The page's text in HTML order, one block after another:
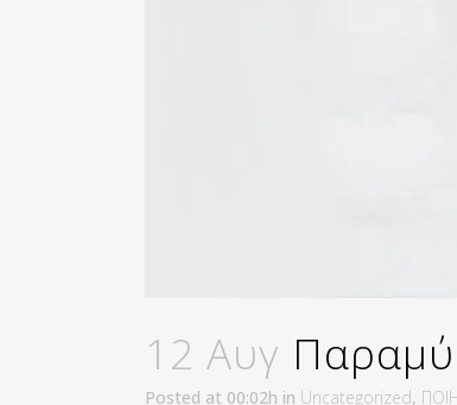
12 Αυγ
Posted at 00:02h in Uncategorized,